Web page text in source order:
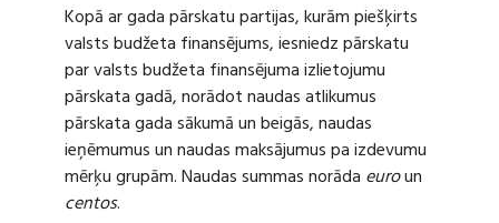
Kopā ar gada pārskatu partijas, kurām piešķirts
valsts budžeta finansējums, iesniedz pārskatu
par valsts budžeta finansējuma izlietojumu
pārskata gadā, norādot naudas atlikumus
pārskata gada sākumā un beigās, naudas
ieņēmumus un naudas maksājumus pa izdevumu
mērķu grupām. Naudas summas norāda euroun
centos.